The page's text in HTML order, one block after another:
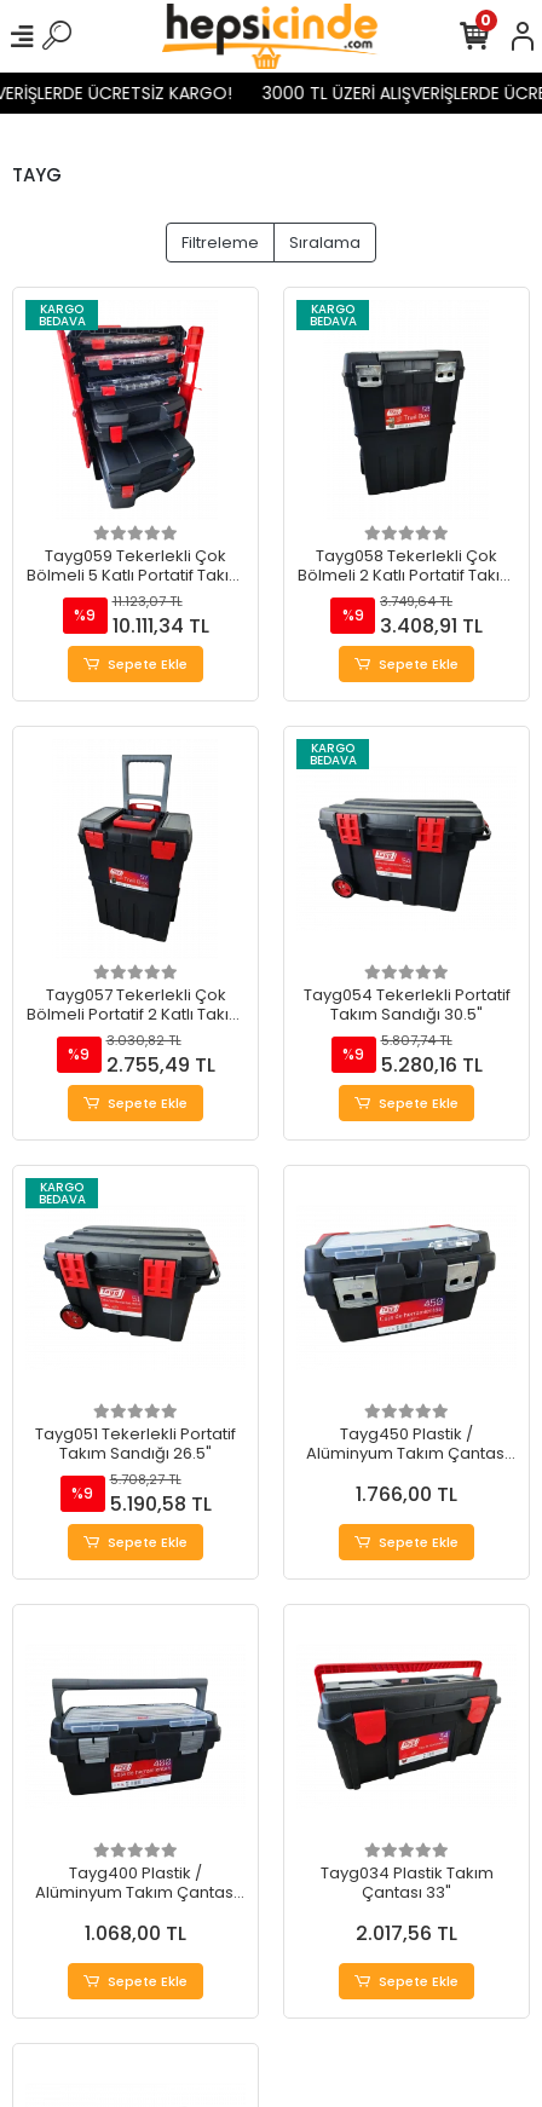
ÜCRETSİZ KARGO! 3000 TL ÜZERİ ALIŞVERİŞLERDE
0
TAYG
Filtreleme Sıralama
KARGO
BEDAVA
Tayg059 Tekerlekli Çok
Bölmeli 5 Katlı Portatif Takım
Çantası 20"
%9
11.123,07 TL
10.111,34 TL
Sepete Ekle
KARGO
BEDAVA
Tayg058 Tekerlekli Çok
Bölmeli 2 Katlı Portatif Takım
Çantası 18.5"
%9
3.749,64 TL
3.408,91 TL
Sepete Ekle
Tayg057 Tekerlekli Çok
Bölmeli Portatif 2 Katlı Takım
Çantası 18.5"
%9
3.030,82 TL
2.755,49 TL
Sepete Ekle
KARGO
BEDAVA
Tayg054 Tekerlekli Portatif
Takım Sandığı 30.5"
%9
5.807,74 TL
5.280,16 TL
Sepete Ekle
KARGO
BEDAVA
Tayg051 Tekerlekli Portatif
Takım Sandığı 26.5"
%9
5.708,27 TL
5.190,58 TL
Sepete Ekle
Tayg450 Plastik /
Alüminyum Takım Çantası
1.766,00 TL
Sepete Ekle
Tayg400 Plastik /
Alüminyum Takım Çantası
1.068,00 TL
Sepete Ekle
Tayg034 Plastik Takım
Çantası 33"
2.017,56 TL
Sepete Ekle